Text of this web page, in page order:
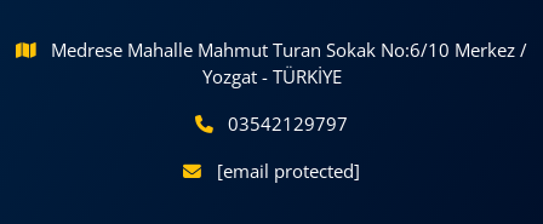
Medrese Mahalle Mahmut Turan Sokak No:6/10 Merkez /
Yozgat - TÜRKİYE
03542129797
[email protected]